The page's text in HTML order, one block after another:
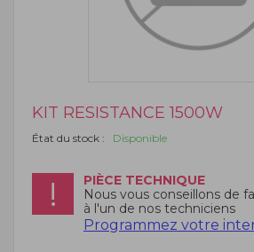
KIT RESISTANCE 1500W
État du stock : Disponible
PIÈCE TECHNIQUE
Nous vous conseillons de
à l'un de nos techniciens
Programmez votre